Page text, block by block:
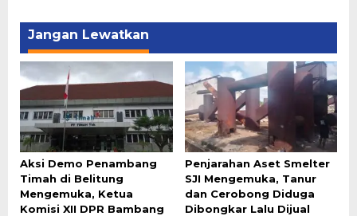
Jangan Lewatkan
Aksi Demo Penambang
Timah di Belitung
Mengemuka, Ketua
Komisi XII DPR Bambang
Penjarahan Aset Smelter
SJI Mengemuka, Tanur
dan Cerobong Diduga
Dibongkar Lalu Dijual